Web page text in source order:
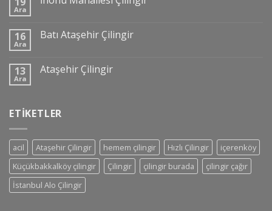
Ara
16
Ara
Batı Ataşehir Çilingir
13
Ara
Ataşehir Çilingir
ETIKETLER
acil Ataşehir Çilingir hemem çilingir Hızlı Çilingir
içerenköy
Küçükbakkalköy çilingir
Çilingir çilingir burada
çilingir çağır
İstanbul Alo Çilingir